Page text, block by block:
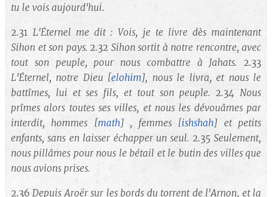
tu le vois aujourd'hui.
2.31 L'Éternel me dit : Vois, je te livre dès maintenant
Sihon et son pays. 2.32 Sihon sortit à notre rencontre, avec
tout son peuple, pour nous combattre à Jahats. 2.33
L'Éternel, notre Dieu[elohim], nous le livra, et nous le
battîmes, lui et ses fils, et tout son peuple.2.34 Nous
prîmes alors toutes ses villes, et nous les dévouâmes par
interdit, hommes [math] , femmes [ishshah] et petits
enfants, sans en laisser échapper un seul. 2.35 Seulement,
nous pillâmes pour nous le bétail et le butin des villes que
nous avions prises.
2.36 Depuis Aroër sur les bords du torrent de l'Arnon, et la